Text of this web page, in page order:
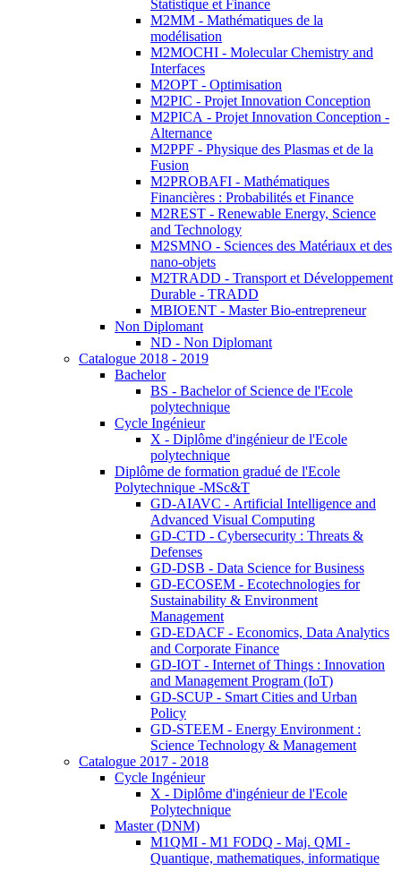
Statistique et Finance
M2MM - Mathématiques de la
modélisation
M2MOCHI - Molecular Chemistry and
Interfaces
M2OPT - Optimisation
M2PIC - Projet Innovation Conception
M2PICA - Projet Innovation Conception -
Alternance
M2PPF - Physique des Plasmas et de la
Fusion
M2PROBAFI - Mathématiques
Financières : Probabilités et Finance
M2REST - Renewable Energy, Science
and Technology
M2SMNO - Sciences des Matériaux et des
nano-objets
M2TRADD - Transport et Développement
Durable - TRADD
MBIOENT - Master Bio-entrepreneur
Non Diplomant
ND - Non Diplomant
Catalogue 2018 - 2019
Bachelor
BS - Bachelor of Science de l'Ecole
polytechnique
Cycle Ingénieur
X - Diplôme d'ingénieur de l'Ecole
polytechnique
Diplôme de formation gradué de l'Ecole
Polytechnique -MSc&T
GD-AIAVC - Artificial Intelligence and
Advanced Visual Computing
GD-CTD - Cybersecurity : Threats &
Defenses
GD-DSB - Data Science for Business
GD-ECOSEM - Ecotechnologies for
Sustainability & Environment
Management
GD-EDACF - Economics, Data Analytics
and Corporate Finance
GD-IOT - Internet of Things : Innovation
and Management Program (IoT)
GD-SCUP - Smart Cities and Urban
Policy
GD-STEEM - Energy Environment :
Science Technology & Management
Catalogue 2017 - 2018
Cycle Ingénieur
X - Diplôme d'ingénieur de l'Ecole
Polytechnique
Master (DNM)
M1QMI - M1 FODQ - Maj. QMI -
Quantique, mathematiques, informatique